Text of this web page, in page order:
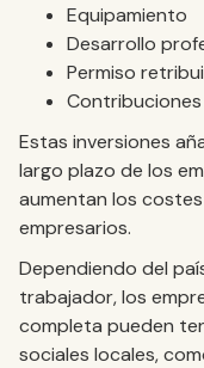
Equipamiento
Desarrollo
Permiso
Estas inversiones
largo plazo de los
aumentan los
empresarios.
Dependiendo del
trabajador, los
completa pueden
sociales locales,